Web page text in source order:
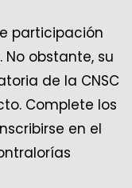
participación
obstante, su
de la CNSC
Complete los
en el